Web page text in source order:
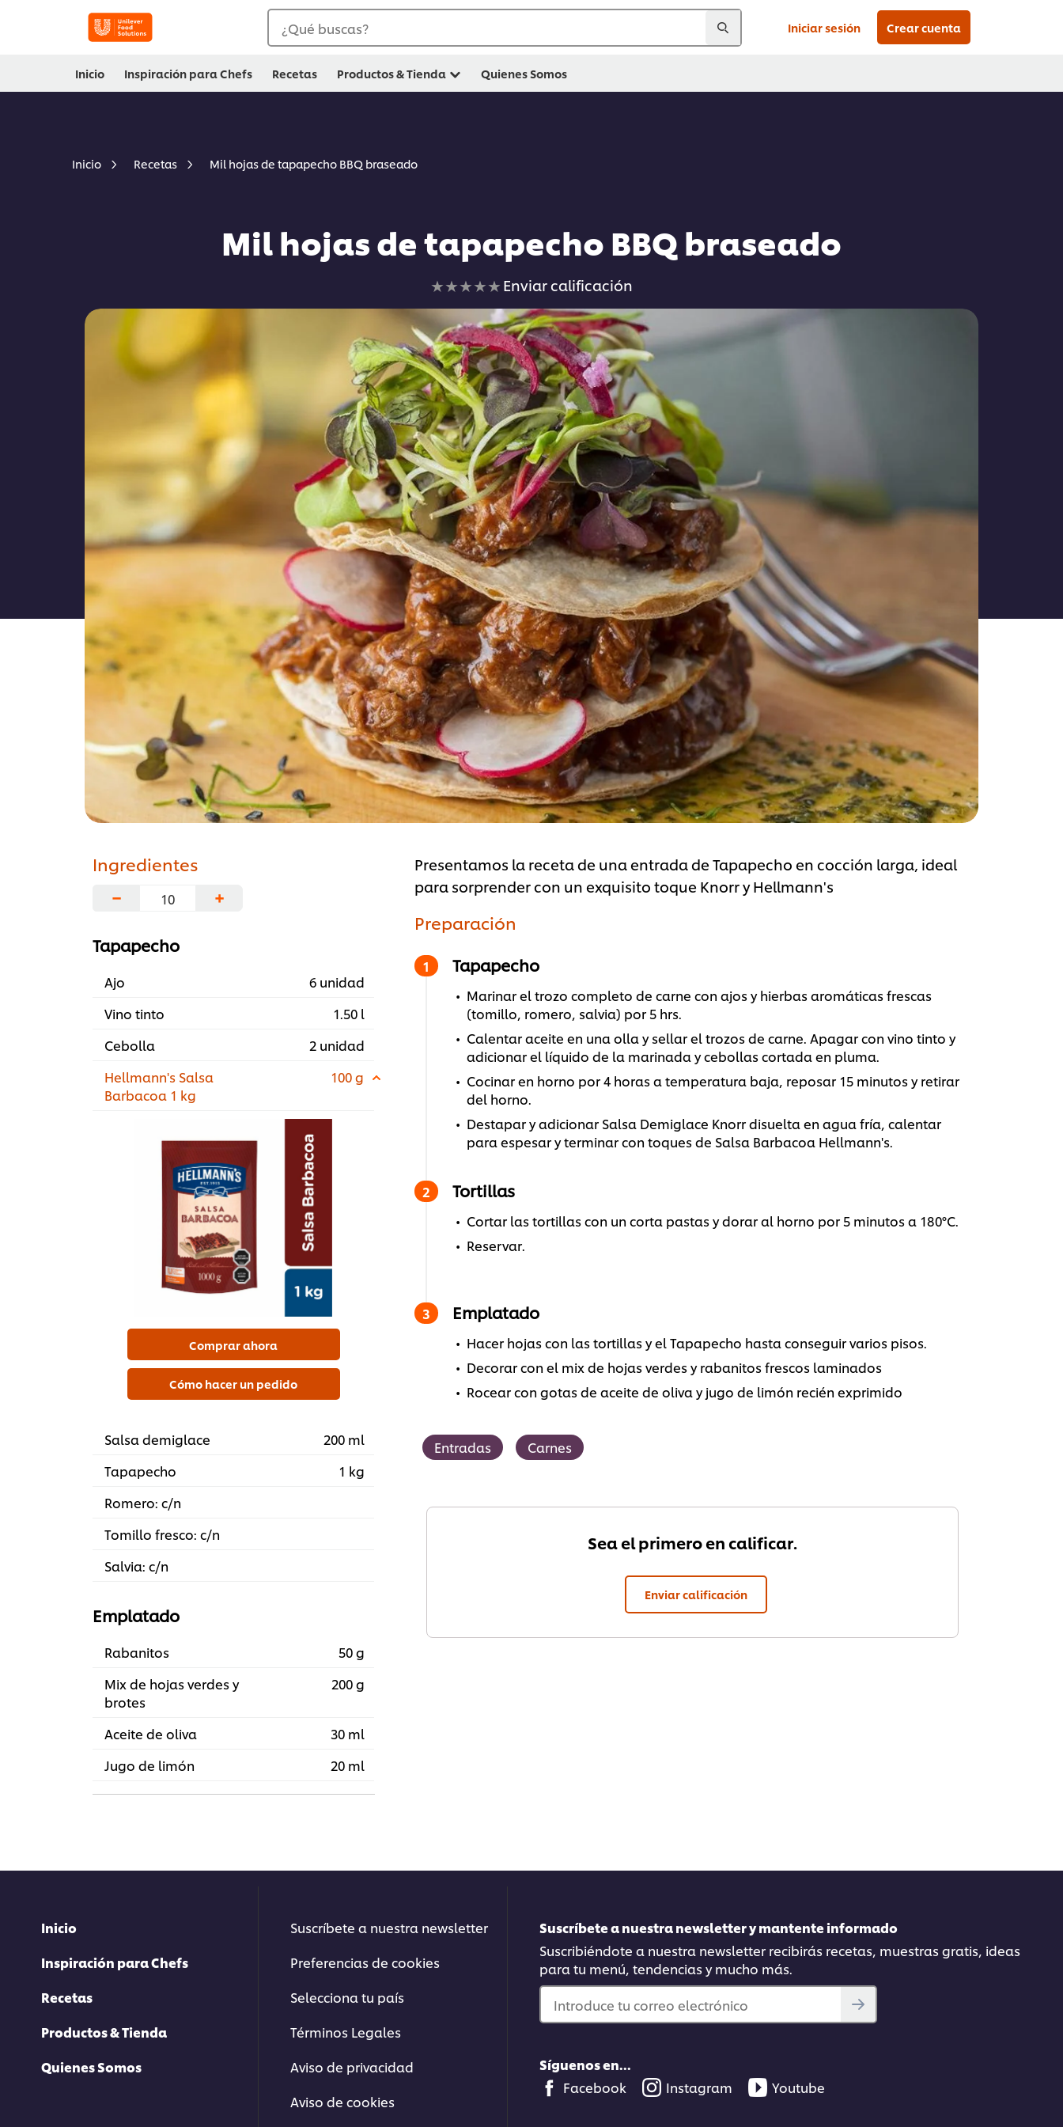
¿Qué buscas? Iniciar sesión Crear cuenta
Inicio Inspiración para Chefs Recetas Productos & Tienda Quienes Somos
Inicio Recetas Mil hojas de tapapecho BBQ braseado
Mil hojas de tapapecho BBQ braseado
No
se
han
enviado
calificaciones
para
este
recipe
Enviar calificación
Ingredientes
−
+
Tapapecho
Ajo
6 unidad
Vino tinto
1.50 l
Cebolla
2 unidad
Hellmann's Salsa
Barbacoa 1 kg
100 g
Comprar ahora
Cómo hacer un pedido
Salsa demiglace
200 ml
Tapapecho
1 kg
Romero: c/n
Tomillo fresco: c/n
Salvia: c/n
Emplatado
Rabanitos
50 g
Mix de hojas verdes y
brotes
200 g
Aceite de oliva
30 ml
Jugo de limón
20 ml
Presentamos la receta de una entrada de Tapapecho en cocción larga, ideal
para sorprender con un exquisito toque Knorr y Hellmann's
Preparación
Tapapecho
Marinar el trozo completo de carne con ajos y hierbas aromáticas frescas
(tomillo, romero, salvia) por 5 hrs.
Calentar aceite en una olla y sellar el trozos de carne. Apagar con vino tinto y
adicionar el líquido de la marinada y cebollas cortada en pluma.
Cocinar en horno por 4 horas a temperatura baja, reposar 15 minutos y retirar
del horno.
Destapar y adicionar Salsa Demiglace Knorr disuelta en agua fría, calentar
para espesar y terminar con toques de Salsa Barbacoa Hellmann's.
Tortillas
Cortar las tortillas con un corta pastas y dorar al horno por 5 minutos a 180°C.
Reservar.
Emplatado
Hacer hojas con las tortillas y el Tapapecho hasta conseguir varios pisos.
Decorar con el mix de hojas verdes y rabanitos frescos laminados
Rocear con gotas de aceite de oliva y jugo de limón recién exprimido
Entradas Carnes
Sea el primero en calificar.
Enviar calificación
Inicio
Inspiración para Chefs
Recetas
Productos & Tienda
Quienes Somos
Suscríbete a nuestra newsletter
Preferencias de cookies
Selecciona tu país
Términos Legales
Aviso de privacidad
Aviso de cookies
Suscríbete a nuestra newsletter y mantente informado
Suscribiéndote a nuestra newsletter recibirás recetas, muestras gratis, ideas
para tu menú, tendencias y mucho más.
Introduce tu correo electrónico
Síguenos en...
Facebook
Instagram Youtube